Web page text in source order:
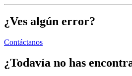
¿Ves algún error?
Contáctanos
¿Todavía no has